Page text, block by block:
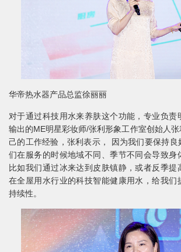
华帝热水器产品总监徐丽丽
对于通过科技用水来养肤这个功能，专业负责
输出的ME明星彩妆师/张利形象工作室创始人
己的工作经验，张利表示， 因为我们要保持良
们在服务的时候地域不同、季节不同会导致身
比如我们通过冰来达到皮肤镇静，或者反季提
在全屋用水行业的科技智能健康用水，给我们
持续性。